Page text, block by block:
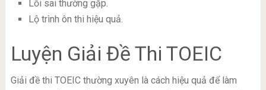
Lỗi sai thường gặp.
Lộ trình ôn thi hiệu quả.
Luyện Giải Đề Thi TOEIC
Giải đề thi TOEIC thường xuyên là cách hiệu quả để làm